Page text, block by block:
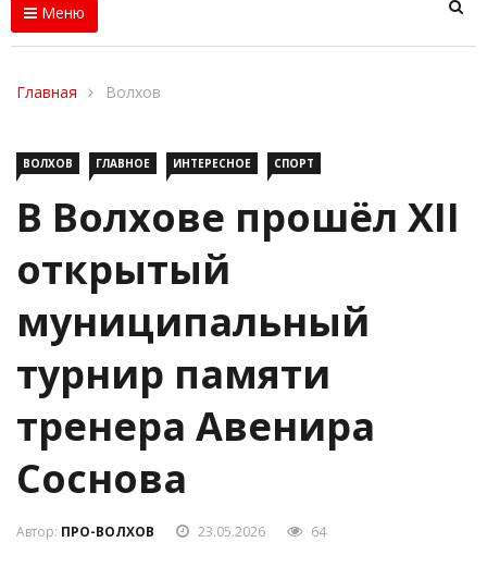
Меню
Главная Волхов
ВОЛХОВ ГЛАВНОЕ ИНТЕРЕСНОЕ СПОРТ
В Волхове прошёл XII
открытый
муниципальный
турнир памяти
тренера Авенира
Соснова
Автор: ПРО-ВОЛХОВ 23.05.2026 64